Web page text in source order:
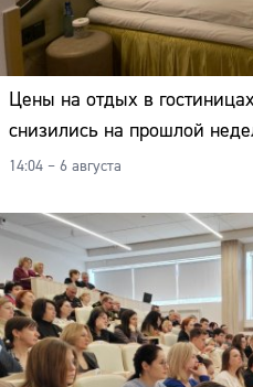
Цены на отдых в
снизились на прошлой
14:04 – 6 августа